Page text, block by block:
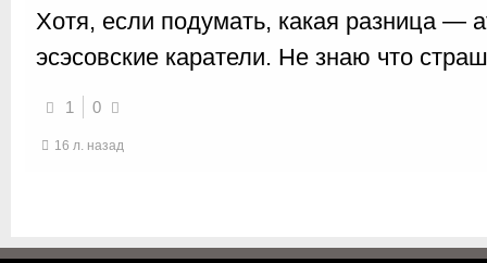
Хотя, если подумать, какая разница —
эсэсовские каратели. Не знаю что
1 0
16 л. назад